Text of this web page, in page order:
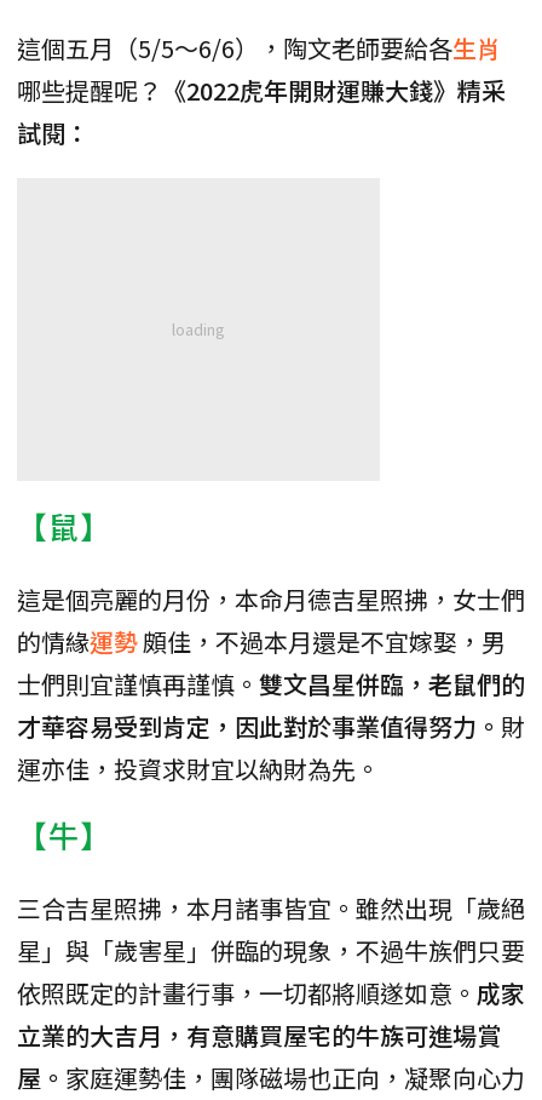
這個五月（5/5～6/6），陶文老師要給各生肖
哪些提醒呢？ 《2022虎年開財運賺大錢》精采
試閱：
【鼠】
這是個亮麗的月份，本命月德吉星照拂，女士們
的情緣運勢頗佳，不過本月還是不宜嫁娶，男
士們則宜謹慎再謹慎。 雙文昌星併臨，老鼠們的
才華容易受到肯定，因此對於事業值得努力。 財
運亦佳，投資求財宜以納財為先。
【牛】
三合吉星照拂，本月諸事皆宜。雖然出現「歲絕
星」與「歲害星」併臨的現象，不過牛族們只要
依照既定的計畫行事，一切都將順遂如意。 成家
立業的大吉月，有意購買屋宅的牛族可進場賞
屋。 家庭運勢佳，團隊磁場也正向，凝聚向心力